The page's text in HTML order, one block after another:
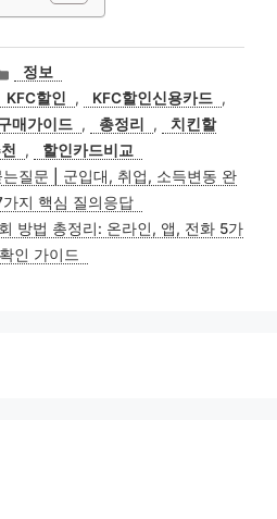
카
테
고
리
정보
KFC할인 , KFC할인신용카드 ,
매가이드 , 총정리 ,
치킨할
,
할인카드비교
질문 | 군입대, 취업, 소득변동 완
지 핵심 질의응답
방법 총정리: 온라인, 앱, 전화 5가
인 가이드